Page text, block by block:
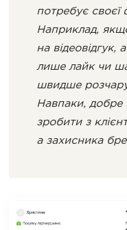
потребує своєї
Наприклад,
на відеовідгук,
лише лайк чи
швидше
Навпаки, добре
зробити з
а захисника